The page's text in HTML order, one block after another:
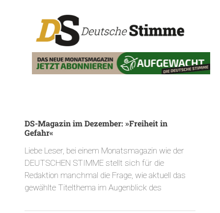
DS-Magazin im Dezember: »Freiheit in
Gefahr«
Liebe Leser, bei einem Monatsmagazin wie der
DEUTSCHEN STIMME stellt sich für die
Redaktion manchmal die Frage, wie aktuell das
gewählte Titelthema im Augenblick des